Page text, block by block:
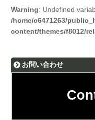
Warning: Undefined
/home/c6471263/
content/themes/f8012/
お問い合わせ